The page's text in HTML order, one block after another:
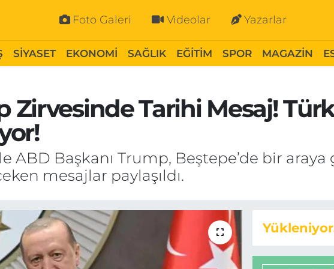
Foto Galeri Videolar Yazarlar
SİYASET EKONOMİ SAĞLIK EĞİTİM SPOR MAGAZİN
Zirvesinde Tarihi Mesaj!
ABD Başkanı Trump, Beştepe’de bir araya
mesajlar paylaşıldı.